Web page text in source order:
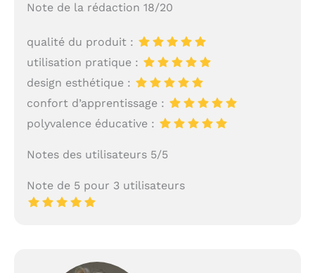
Note de la rédaction 18/20
qualité du produit :
utilisation pratique :
design esthétique :
confort d’apprentissage :
polyvalence éducative :
Notes des utilisateurs 5/5
Note de 5 pour 3 utilisateurs